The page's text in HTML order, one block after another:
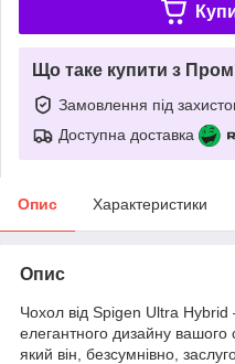
Що таке купити з
Замовлення під
Доступна доставка
Опис Характеристики
Опис
Чохол від Spigen Ultra
елегантного дизайну вашого
який він, безсумнівно,